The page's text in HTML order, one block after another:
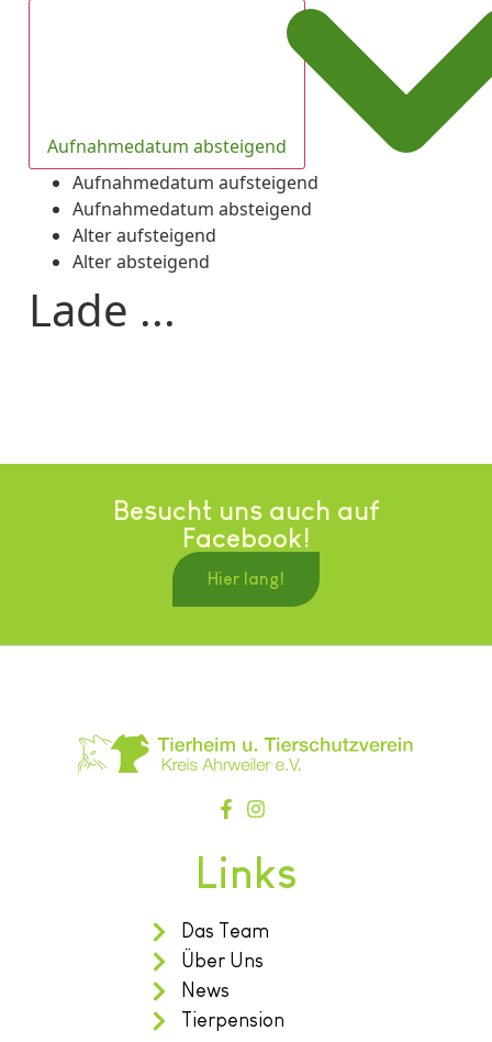
Aufnahmedatum absteigend
Aufnahmedatum aufsteigend
Aufnahmedatum absteigend
Alter aufsteigend
Alter absteigend
Lade ...
Besucht uns auch auf
Facebook!
Hier lang!
Links
Das Team
Über Uns
News
Tierpension